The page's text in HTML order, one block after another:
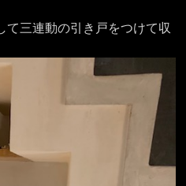
て三連動の引き戸をつけて収